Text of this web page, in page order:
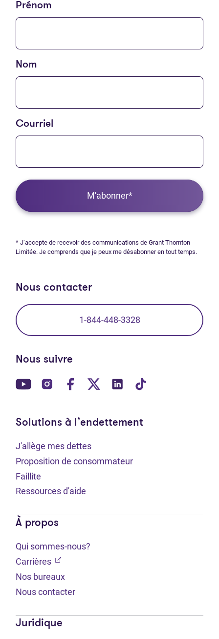
Prénom
Nom
Courriel
M'abonner*
* J’accepte de recevoir des communications de Grant Thornton
Limitée. Je comprends que je peux me désabonner en tout temps.
Nous contacter
1-844-448-3328
Nous suivre
(Ouvre dans un nouvel onglet)
(Ouvre dans un nouvel onglet)
(Ouvre dans un nouvel onglet)
(Ouvre dans un nouvel
(Ouvre dans un
Solutions à l’endettement
J'allège mes dettes
Proposition de consommateur
Faillite
Ressources d'aide
À propos
Qui sommes-nous?
Carrières (Ouvre dans un nouvel onglet)
Nos bureaux
Nous contacter
Juridique